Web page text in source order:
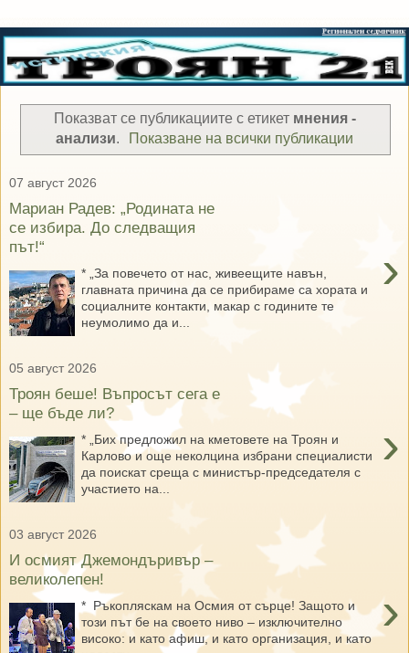
Показват се публикациите с етикет мнения -
анализи. Показване на всички публикации
07 август 2026
Мариан Радев: „Родината не
се избира. До следващия
път!“
›
* „За повечето от нас, живеещите навън,
главната причина да се прибираме са хората и
социалните контакти, макар с годините те
неумолимо да и...
05 август 2026
Троян беше! Въпросът сега е
– ще бъде ли?
›
* „Бих предложил на кметовете на Троян и
Карлово и още неколцина избрани специалисти
да поискат среща с министър-председателя с
участието на...
03 август 2026
И осмият Джемондъривър –
великолепен!
›
* Ръкопляскам на Осмия от сърце! Защото и
този път бе на своето ниво – изключително
високо: и като афиш, и като организация, и като